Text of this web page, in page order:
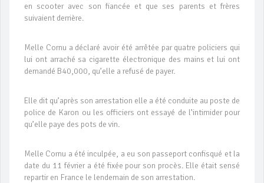
en scooter avec son fiancée et que ses parents et frères
suivaient derrière.
Melle Cornu a déclaré avoir été arrêtée par quatre policiers qui
lui ont arraché sa cigarette électronique des mains et lui ont
demandé B40,000, qu’elle a refusé de payer.
Elle dit qu’après son arrestation elle a été conduite au poste de
police de Karon ou les officiers ont essayé de l’intimider pour
qu’elle paye des pots de vin.
Melle Cornu a été inculpée, a eu son passeport confisqué et la
date du 11 février a été fixée pour son procès. Elle était sensé
repartir en France le lendemain de son arrestation.